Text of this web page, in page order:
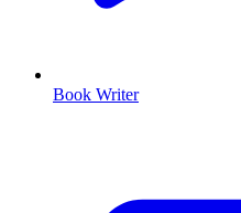
Book Writer